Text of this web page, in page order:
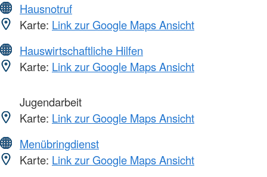
Hausnotruf
Karte: Link zur Google Maps Ansicht
Hauswirtschaftliche Hilfen
Karte: Link zur Google Maps Ansicht
Jugendarbeit
Karte: Link zur Google Maps Ansicht
Menübringdienst
Karte: Link zur Google Maps Ansicht